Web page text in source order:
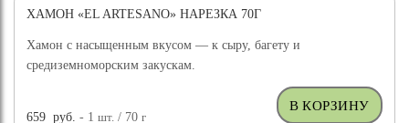
ХАМОН «EL ARTESANO» НАРЕЗКА 70Г
Хамон с насыщенным вкусом — к сыру, багету и
средиземноморским закускам.
659 руб. - 1шт. / 70г